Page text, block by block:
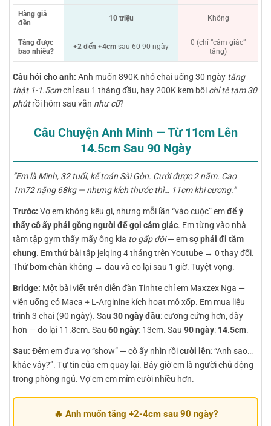
Hàng giả
đền
10 triệu Không
Tăng được
bao nhiêu?
+2 đến +4cm sau 60-90 ngày
0 (chỉ “cảm giác”
tăng)
Câu hỏi cho anh: Anh muốn 890K nhỏ chai uống 30 ngày tăng
thật 1-1.5cmchỉ sau 1 tháng đầu, hay 200K kem bôi chỉ tê tạm 30
phútrồi hôm sau vẫn như cũ?
Câu Chuyện Anh Minh — Từ 11cm Lên
14.5cm Sau 90 Ngày
“Em là Minh, 32 tuổi, kế toán Sài Gòn. Cưới được 2 năm. Cao
1m72 nặng 68kg — nhưng kích thước thì… 11cm khi cương.”
Trước: Vợ em không kêu gì, nhưng mỗi lần “vào cuộc” emđể ý
thấy cô ấy phải gồng người để gọi cảm giác. Em từng vào nhà
tắm tập gym thấy mấy ông kia to gấp đôi— emsợ phải đi tắm
chung. Em thử bài tập jelqing 4 tháng trên Youtube → 0 thay đổi.
Thử bơm chân không → đau và co lại sau 1 giờ. Tuyệt vọng.
Bridge: Một bài viết trên diễn đàn Tinhte chỉ em Maxzex Nga —
viên uống có Maca + L-Arginine kích hoạt mô xốp. Em mua liệu
trình 3 chai (90 ngày). Sau 30 ngày đầu: cương cứng hơn, dày
hơn — đo lại 11.8cm. Sau 60 ngày: 13cm. Sau 90 ngày: 14.5cm.
Sau: Đêm em đưa vợ “show” — cô ấy nhìn rồicười lên: “Anh sao…
khác vậy?”. Tự tin của em quay lại. Bây giờ em là người chủ động
trong phòng ngủ. Vợ em em mỉm cười nhiều hơn.
🔥 Anh muốn tăng +2-4cm sau 90 ngày?